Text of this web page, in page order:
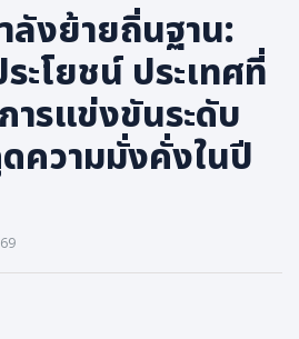
ลังย้ายถิ่นฐาน:
ะโยชน์ ประเทศที่
ารแข่งขันระดับ
ความมั่งคั่งในปี